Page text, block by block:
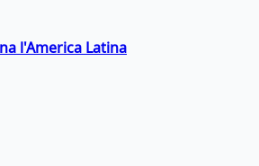
l'America Latina